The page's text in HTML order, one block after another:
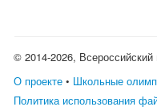
© 2014-2026,
О проекте • Школьные
Политика использования